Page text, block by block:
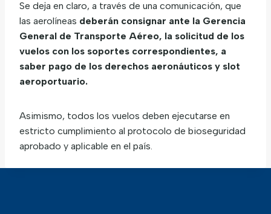
Se deja en claro, a través de una comunicación, que
las aerolíneas deberán consignar ante la Gerencia
General de Transporte Aéreo, la solicitud de los
vuelos con los soportes correspondientes, a
saber pago de los derechos aeronáuticos y slot
aeroportuario.
Asimismo, todos los vuelos deben ejecutarse en
estricto cumplimiento al protocolo de bioseguridad
aprobado y aplicable en el país.